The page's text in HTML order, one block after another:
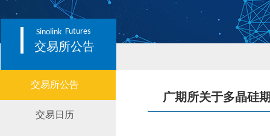
Sinolink Futures
交易所公告
交易所公告
交易日历
广期所关于多晶硅